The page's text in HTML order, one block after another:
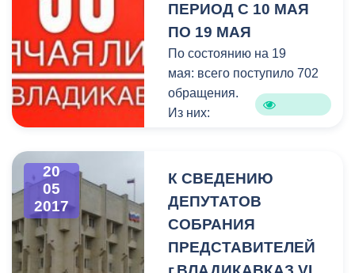
единой дежурно-
диспетчерской службы
поступило 114 звонков. В
оперативном порядке
специалисты выезжают на
аварийные места и
ПЕРИОД С 10 МАЯ
ПО 19 МАЯ
По состоянию на 19
мая: всего поступило 702
обращения.
Из них:
- снято с контроля –47
20
05
2017
К СВЕДЕНИЮ
ДЕПУТАТОВ
СОБРАНИЯ
ПРЕДСТАВИТЕЛЕЙ